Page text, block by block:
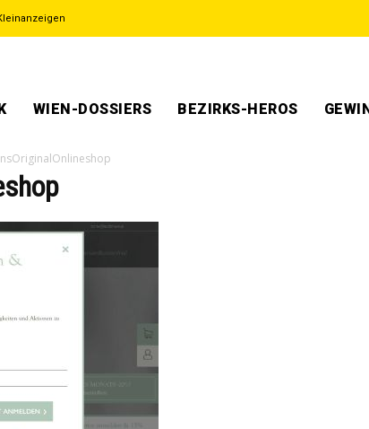
WIEN-DOSSIERS BEZIRKS-HEROS